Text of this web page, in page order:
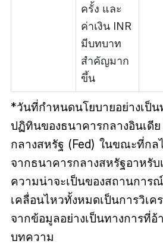
ครั้ง และ
ค่าเงิน INR
มีบทบาท
สำคัญมาก
ขึ้น
*วันที่กำหนดนโยบายอย่างเป็น
ปฏิทินของธนาคารกลางอินเดี
กลางสหรัฐ (Fed) ในขณะที่กล
จากธนาคารกลางสหรัฐอาหรับ
ความน่าจะเป็นของสถานการ
เคลื่อนไหวทั้งหมดเป็นการวิเค
จากข้อมูลอย่างเป็นทางการที่อ้
บทความ